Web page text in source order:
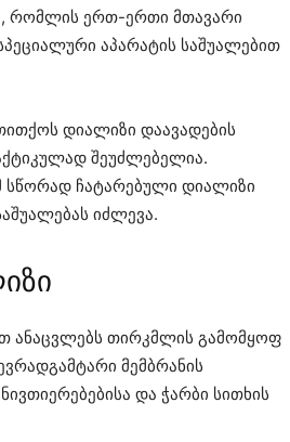
რომლის ერთ-ერთი მთავარი
აპარატის საშუალებით
დიალიზი დაავადების
შეუძლებელია.
სწორად ჩატარებული დიალიზი
იძლევა.
ანაცვლებს თირკმლის გამომყოფ
მემბრანის
და ჭარბი სითხის